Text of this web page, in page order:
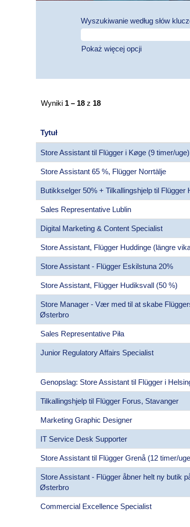
Wyszukiwanie według słów
Pokaż więcej opcji
Wyniki 1 – 18 z 18
Tytuł
Store Assistant til Flügger i Køge (9 timer/uge)
Store Assistant 65 %, Flügger Norrtälje
Butikkselger 50% + Tilkallingshjelp til Flügger
Sales Representative Lublin
Digital Marketing & Content Specialist
Store Assistant, Flügger Huddinge (längre
Store Assistant - Flügger Eskilstuna 20%
Store Assistant, Flügger Hudiksvall (50 %)
Store Manager - Vær med til at skabe
Østerbro
Sales Representative Piła
Junior Regulatory Affairs Specialist
Genopslag: Store Assistant til Flügger i
Tilkallingshjelp til Flügger Forus, Stavanger
Marketing Graphic Designer
IT Service Desk Supporter
Store Assistant til Flügger Grenå (12 timer/
Store Assistant - Flügger åbner helt ny butik
Østerbro
Commercial Excellence Specialist